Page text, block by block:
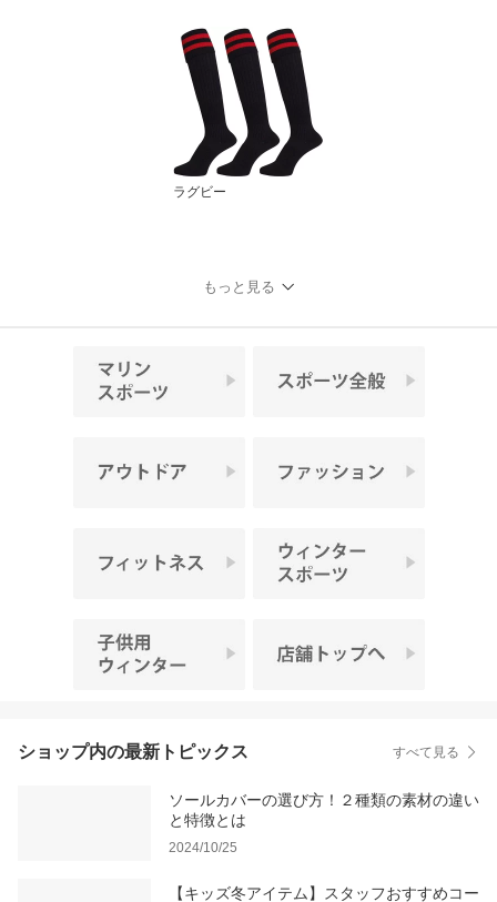
ラグビー
もっと見る
ショップ内の最新トピックス すべて見る
ソールカバーの選び方！２種類の素材の違い
と特徴とは
2024/10/25
【キッズ冬アイテム】スタッフおすすめコー